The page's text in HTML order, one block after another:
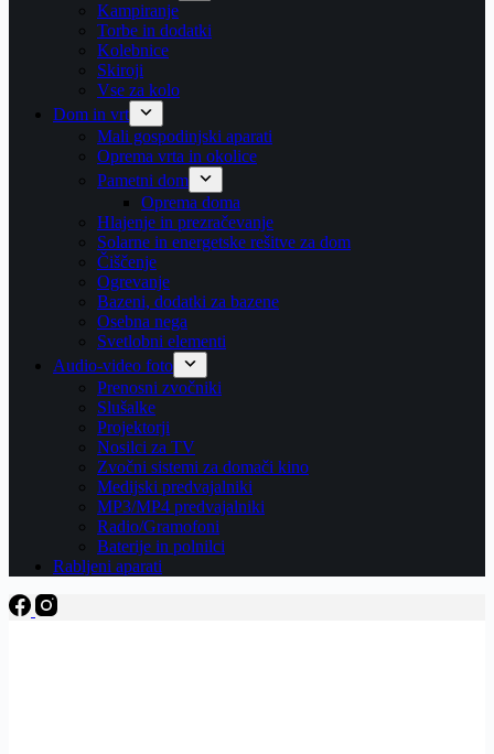
Kampiranje
Torbe in dodatki
Kolebnice
Skiroji
Vse za kolo
Dom in vrt
Mali gospodinjski aparati
Oprema vrta in okolice
Pametni dom
Oprema doma
Hlajenje in prezračevanje
Solarne in energetske rešitve za dom
Čiščenje
Ogrevanje
Bazeni, dodatki za bazene
Osebna nega
Svetlobni elementi
Audio-video foto
Prenosni zvočniki
Slušalke
Projektorji
Nosilci za TV
Zvočni sistemi za domači kino
Medijski predvajalniki
MP3/MP4 predvajalniki
Radio/Gramofoni
Baterije in polnilci
Rabljeni aparati